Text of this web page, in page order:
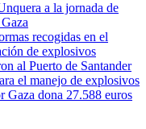
a la jornada de
recogidas en el
de explosivos
al Puerto de Santander
el manejo de explosivos
Gaza dona 27.588 euros